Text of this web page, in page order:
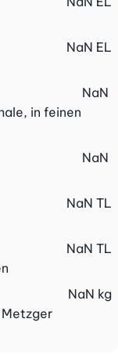
NaN EL
in feinen
NaN
NaN
NaN TL
NaN TL
Metzger
NaN kg